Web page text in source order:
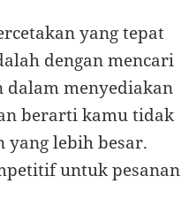
yang tepat
dengan mencari
dalam menyediakan
berarti kamu tidak
yang lebih besar.
untuk pesanan